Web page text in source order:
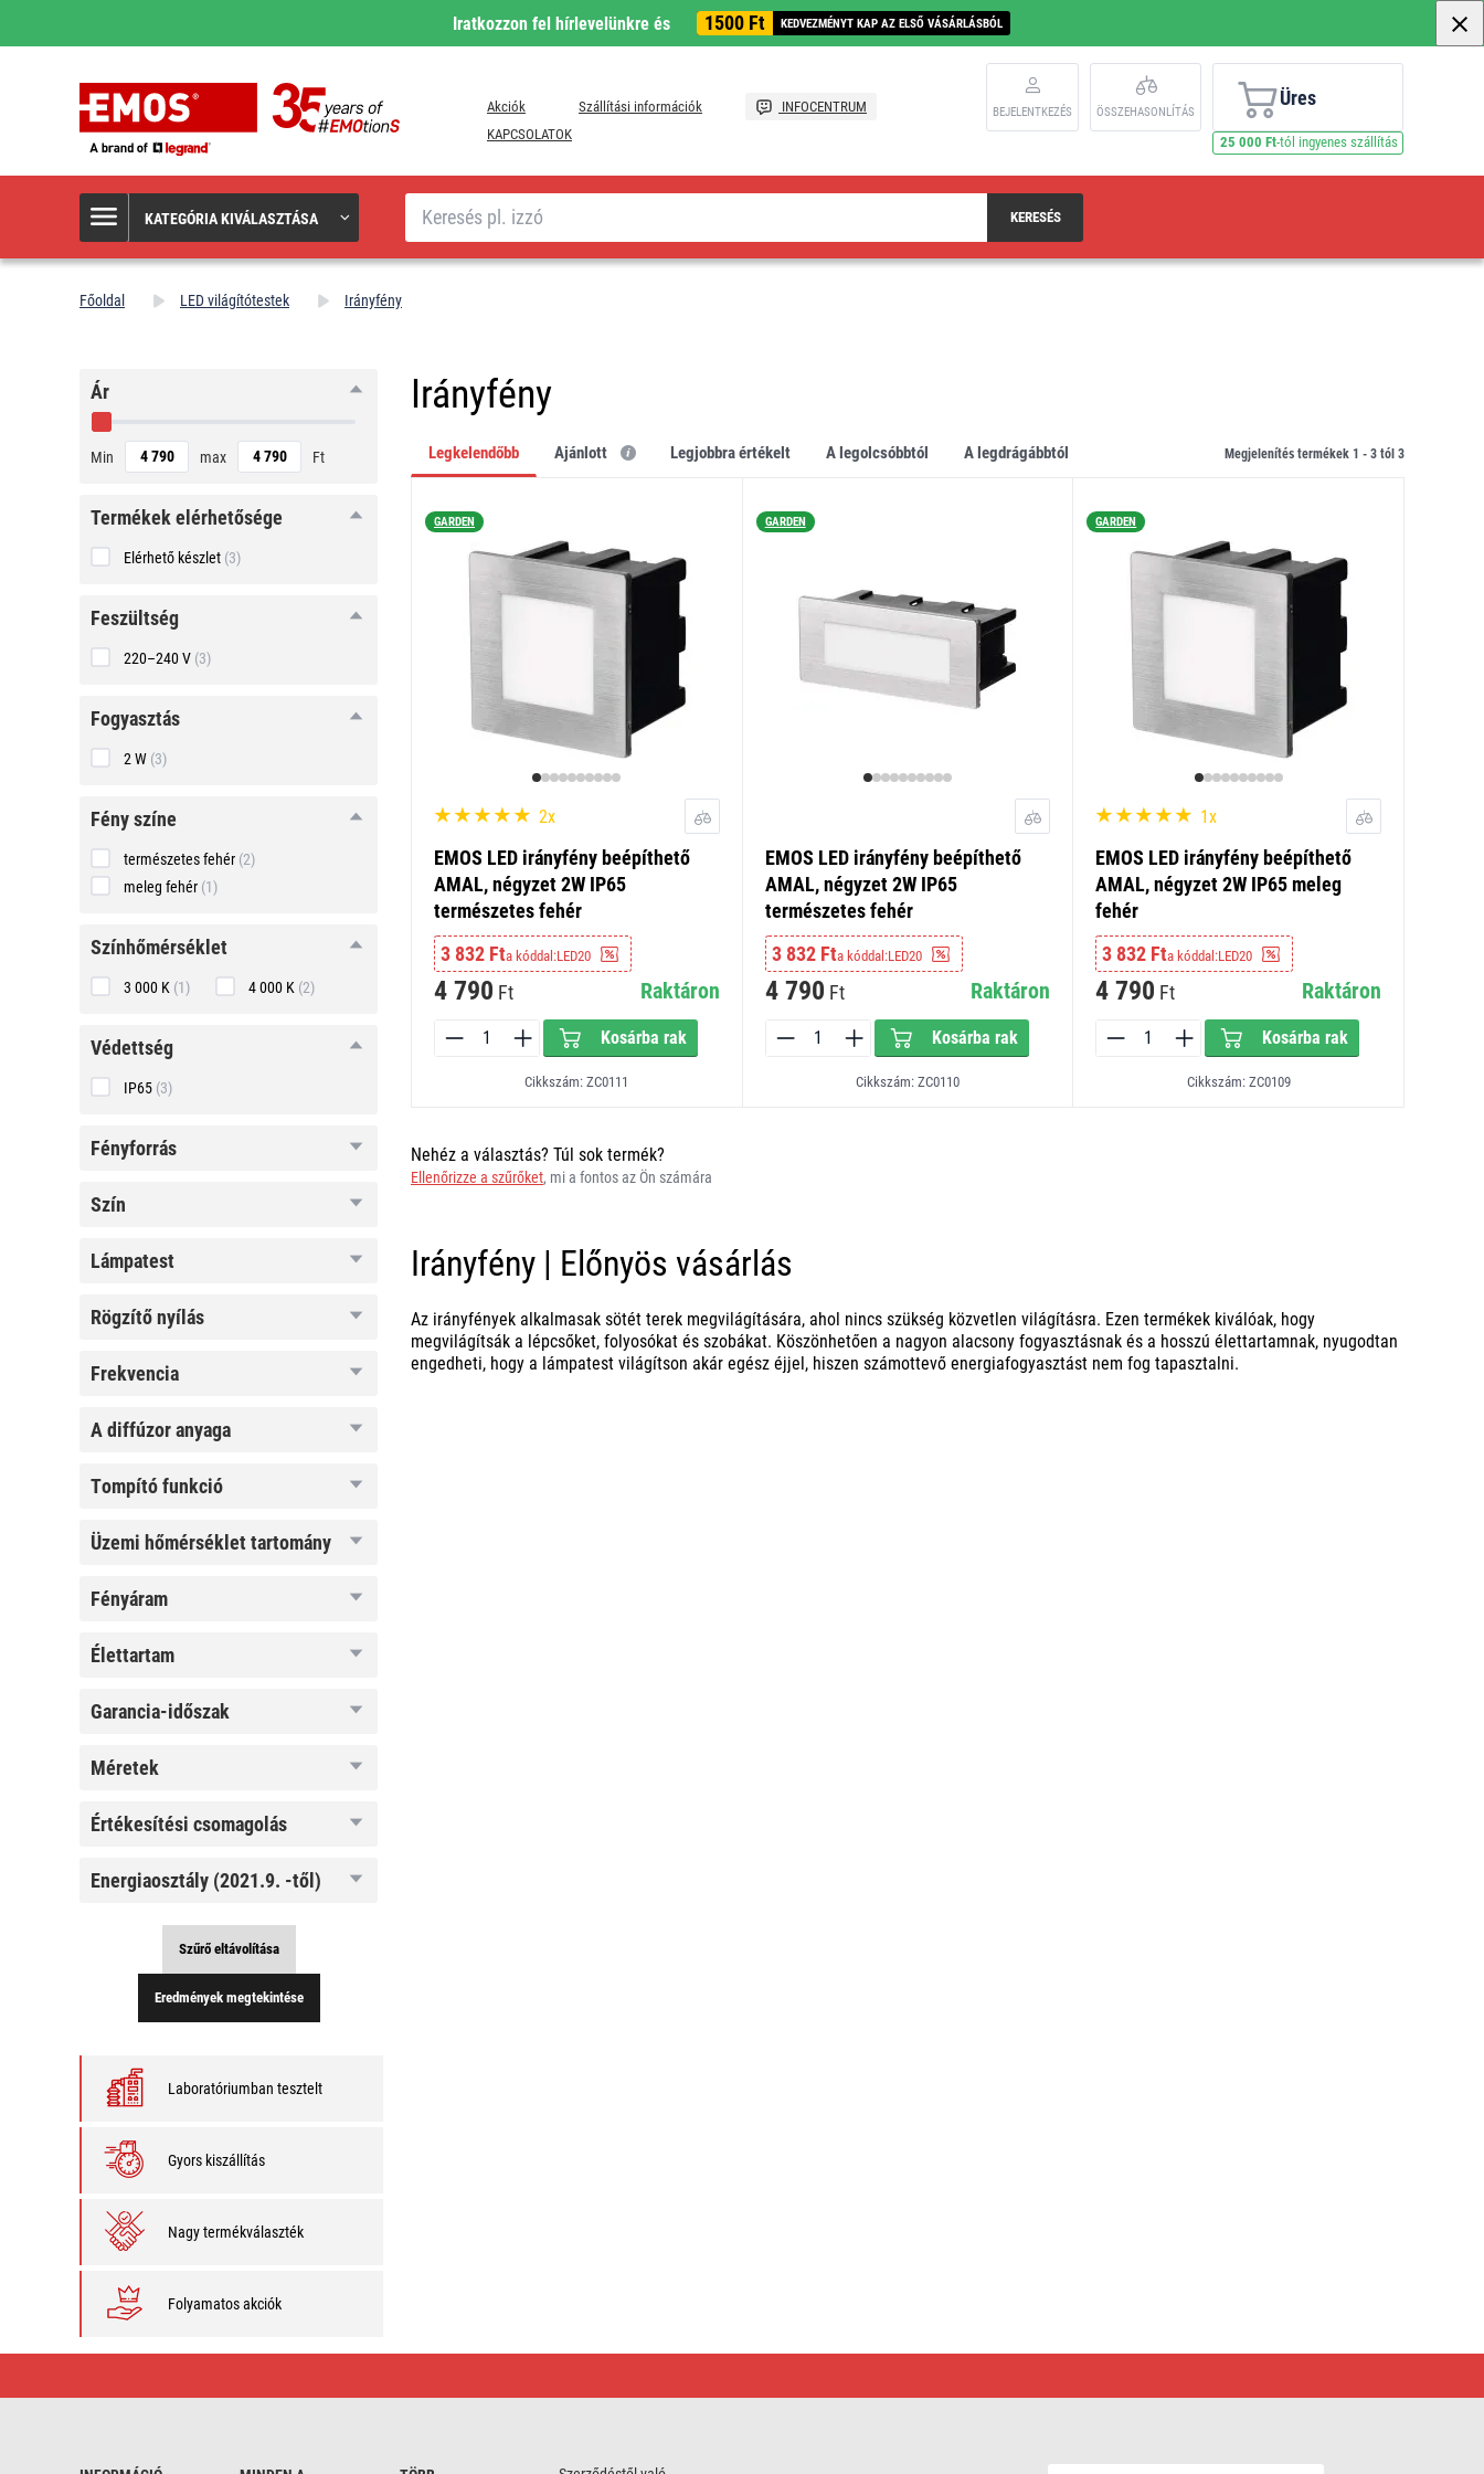
Iratkozzon fel hírlevelünkre és 1500 Ft KEDVEZMÉNYT KAP AZ ELSŐ VÁSÁRLÁSBÓL
Akciók Szállítási információk
INFOCENTRUM
KAPCSOLATOK
BEJELENTKEZÉS ÖSSZEHASONLÍTÁS
Üres
25 000 Ft-tól ingyenes szállítás
KATEGÓRIA KIVÁLASZTÁSA
Keresés
KERESÉS
Főoldal LED világítótestek Irányfény
Ár
Min max Ft
Termékek elérhetősége
Elérhető készlet (3)
feszültség
feszültség
220–240 V (3)
fogyasztás
fogyasztás
2 W (3)
fény
fény színe
természetes fehér (2)
meleg fehér (1)
színhőmérséklet
színhőmérséklet
3 000 K (1) 4 000 K (2)
védettség
védettség
IP65 (3)
fényforrás
fényforrás
színszín
lámpatest
lámpatest
rögzítő
nyílás
rögzítő nyílás
frekvencia
frekvencia
a a diffúzor anyaga
tompító
funkció
tompító funkció
üzemi
üzemi hőmérséklet tartomány
fényáram
fényáram
élettartam
élettartam
garancia-
garancia-időszak
méretek
méretek
értékesítési
értékesítési csomagolás
energiaosztály
(2021.9. -től)
energiaosztály (2021.9. -től)
Szűrő eltávolítása
Eredmények megtekintése
Laboratóriumban tesztelt
Gyors kiszállítás
Nagy termékválaszték
Folyamatos akciók
Irányfény
Legkelendőbb Ajánlott legjobbra értékelt a legolcsóbbtól a legdrágábbtól Megjelenítés termékek 1 - 3 tól 3
GARDEN
2x
EMOS LED irányfény beépíthető
AMAL, négyzet 2W IP65
természetes fehér
3 832 Fta kóddal:LED20
4 790 Ft Raktáron
Kosárba rak
Cikkszám: ZC0111
GARDEN
EMOS LED irányfény beépíthető
AMAL, négyzet 2W IP65
természetes fehér
3 832 Fta kóddal:LED20
4 790 Ft Raktáron
Kosárba rak
Cikkszám: ZC0110
GARDEN
1x
EMOS LED irányfény beépíthető
AMAL, négyzet 2W IP65 meleg
fehér
3 832 Fta kóddal:LED20
4 790 Ft Raktáron
Kosárba rak
Cikkszám: ZC0109
Nehéz a választás? Túl sok termék?
Ellenőrizze a szűrőket, mi a fontos az Ön számára
Irányfény | Előnyös vásárlás
Az irányfények alkalmasak sötét terek megvilágítására, ahol nincs szükség közvetlen világításra. Ezen termékek kiválóak, hogy
megvilágítsák a lépcsőket, folyosókat és szobákat. Köszönhetően a nagyon alacsony fogyasztásnak és a hosszú élettartamnak, nyugodtan
engedheti, hogy a lámpatest világítson akár egész éjjel, hiszen számottevő energiafogyasztást nem fog tapasztalni.
Előnyös